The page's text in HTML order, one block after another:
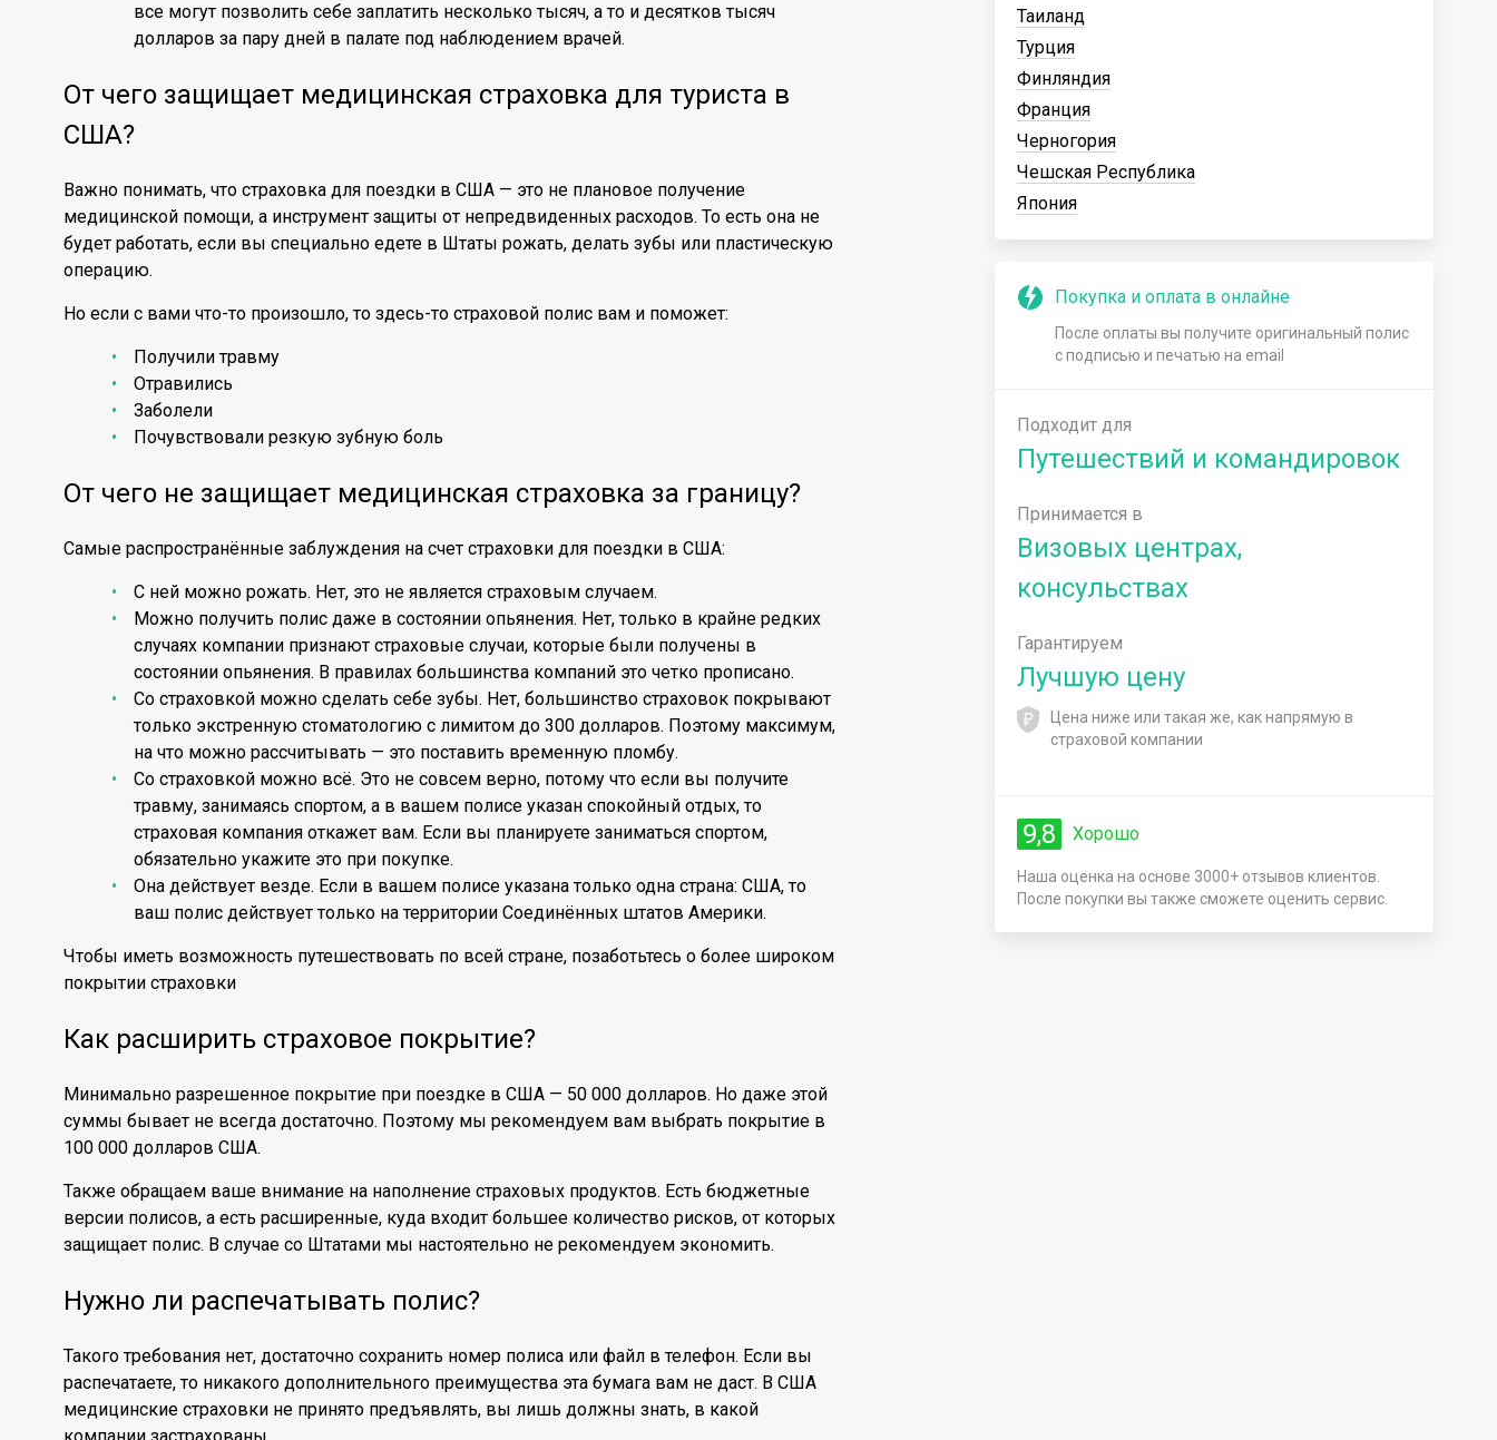
все могут позволить себе заплатить несколько тысяч, а то и десятков тысяч
долларов за пару дней в палате под наблюдением врачей.
От чего защищает медицинская страховка для туриста в
США?
Важно понимать, что страховка для поездки в США — это не плановое получение
медицинской помощи, а инструмент защиты от непредвиденных расходов. То есть она не
будет работать, если вы специально едете в Штаты рожать, делать зубы или пластическую
операцию.
Но если с вами что-то произошло, то здесь-то страховой полис вам и поможет:
Получили травму
Отравились
Заболели
Почувствовали резкую зубную боль
От чего не защищает медицинская страховка за границу?
Самые распространённые заблуждения на счет страховки для поездки в США:
С ней можно рожать. Нет, это не является страховым случаем.
Можно получить полис даже в состоянии опьянения. Нет, только в крайне редких
случаях компании признают страховые случаи, которые были получены в
состоянии опьянения. В правилах большинства компаний это четко прописано.
Со страховкой можно сделать себе зубы. Нет, большинство страховок покрывают
только экстренную стоматологию с лимитом до 300 долларов. Поэтому максимум,
на что можно рассчитывать — это поставить временную пломбу.
Со страховкой можно всё. Это не совсем верно, потому что если вы получите
травму, занимаясь спортом, а в вашем полисе указан спокойный отдых, то
страховая компания откажет вам. Если вы планируете заниматься спортом,
обязательно укажите это при покупке.
Она действует везде. Если в вашем полисе указана только одна страна: США, то
ваш полис действует только на территории Соединённых штатов Америки.
Чтобы иметь возможность путешествовать по всей стране, позаботьтесь о более широком
покрытии страховки
Как расширить страховое покрытие?
Минимально разрешенное покрытие при поездке в США — 50 000 долларов. Но даже этой
суммы бывает не всегда достаточно. Поэтому мы рекомендуем вам выбрать покрытие в
100 000 долларов США.
Также обращаем ваше внимание на наполнение страховых продуктов. Есть бюджетные
версии полисов, а есть расширенные, куда входит большее количество рисков, от которых
защищает полис. В случае со Штатами мы настоятельно не рекомендуем экономить.
Нужно ли распечатывать полис?
Такого требования нет, достаточно сохранить номер полиса или файл в телефон. Если вы
распечатаете, то никакого дополнительного преимущества эта бумага вам не даст. В США
медицинские страховки не принято предъявлять, вы лишь должны знать, в какой
Таиланд
Турция
Финляндия
Франция
Черногория
Чешская Республика
Япония
Покупка и оплата в онлайне
После оплаты вы получите оригинальный полис
с подписью и печатью на email
Подходит для
Путешествий и командировок
Принимается в
Визовых центрах,
консульствах
Гарантируем
Лучшую цену
Цена ниже или такая же, как напрямую в
страховой компании
9,8 Хорошо
Наша оценка на основе 3000+ отзывов клиентов.
После покупки вы также сможете оценить сервис.